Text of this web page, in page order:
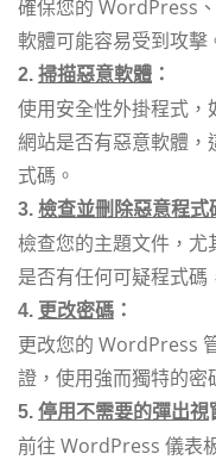
確保您的 WordPress
軟體可能容易受到攻擊
2. 掃描惡意軟體 ：
使用安全性外掛程式
網站是否有惡意軟體
式碼。
3. 檢查並刪除惡意程式
檢查您的主題文件，
是否有任何可疑程式碼
4. 更改密碼 ：
更改您的 WordPress
證，使用強而獨特的密
5. 停用不需要的彈出視
前往 WordPress 儀表